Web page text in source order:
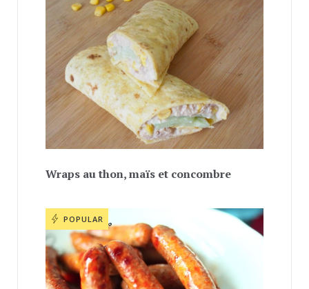
Wraps au thon, maïs et concombre
POPULAR